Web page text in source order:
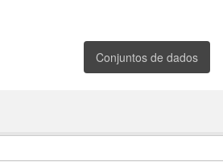
Conjuntos de dados